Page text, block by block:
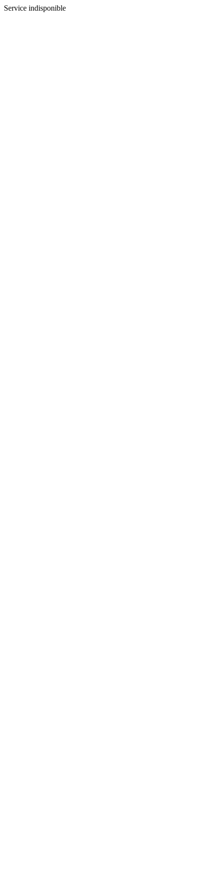
Service indisponible